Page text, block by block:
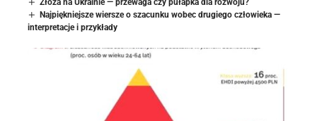
Złoża na Ukrainie — przewaga czy pułapka dla rozwoju?
Najpiękniejsze wiersze o szacunku wobec drugiego człowieka —
interpretacje i przykłady